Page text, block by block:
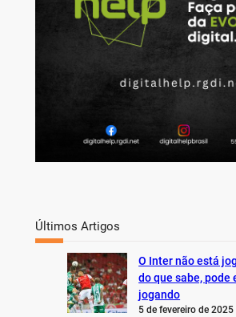
Últimos Artigos
O Inter não está
do que sabe, pode
jogando
5 de fevereiro de 2025